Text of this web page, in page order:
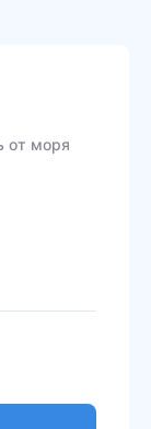
от моря